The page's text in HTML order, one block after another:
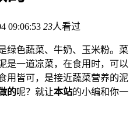
09:06:53 23人看过
绿色蔬菜、牛奶、玉米粉。菜
是一道凉菜，在食用时，可以
用皆可，是接近蔬菜营养的泥
的呢？就让本站的小编和你一